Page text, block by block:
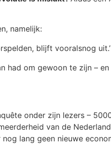
namelijk:
blijft vooralsnog uit.’
had om gewoon te zijn –
onder zijn lezers –
van de
lang geen nieuwe